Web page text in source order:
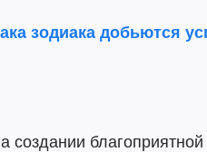
зодиака добьются
создании